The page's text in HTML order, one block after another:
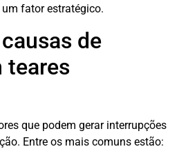
fator estratégico.
de
teares
que podem gerar interrupções
Entre os mais comuns estão: